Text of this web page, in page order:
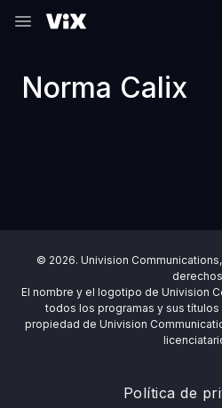
Norma Calix
© 2026. Univision
El nombre y el logotipo de Univision
todos los programas y sus
propiedad de Univision
Política de